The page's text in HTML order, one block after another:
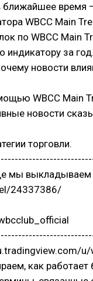
ближайшее время
WBCC Main
по WBCC Main
индикатору за
новости
WBCC Main
новости
торговли.
мы
24337386/
как работает